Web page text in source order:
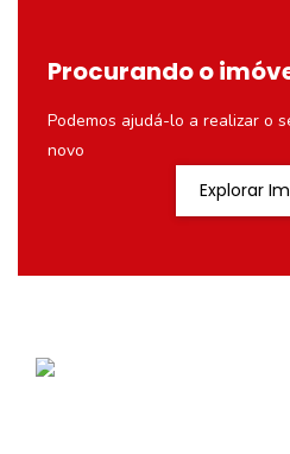
Procurando o
Podemos ajudá-lo a realizar o
novo
Explorar